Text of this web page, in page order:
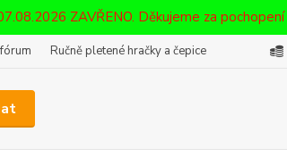
ZAVŘENO. Děkujeme za pochopení
Ručně pletené hračky a čepice